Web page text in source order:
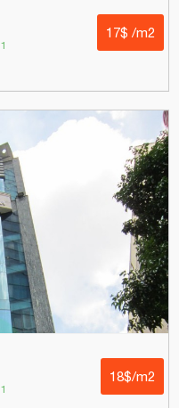
17$ /m2
18$/m2